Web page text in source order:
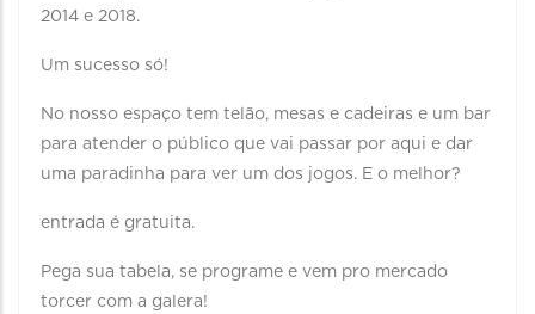
2014 e 2018.
Um sucesso só!
No nosso espaço tem telão, mesas e cadeiras e um bar
para atender o público que vai passar por aqui e dar
uma paradinha para ver um dos jogos. E o melhor?
entrada é gratuita.
Pega sua tabela, se programe e vem pro mercado
torcer com a galera!